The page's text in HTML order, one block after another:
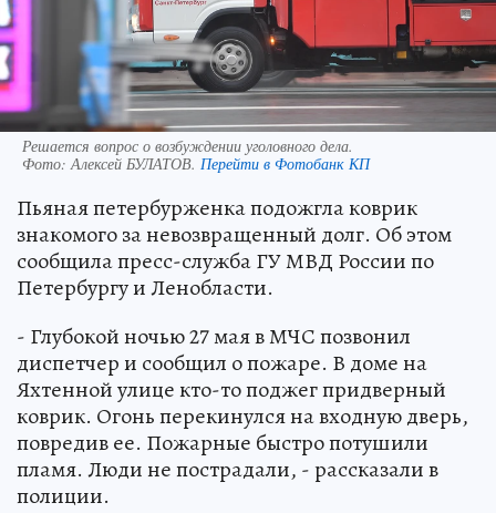
Решается вопрос о возбуждении уголовного дела.
Фото:Алексей БУЛАТОВ. Перейти в Фотобанк КП
Пьяная петербурженка подожгла коврик
знакомого за невозвращенный долг. Об этом
сообщила пресс-служба ГУ МВД России по
Петербургу и Ленобласти.
- Глубокой ночью 27 мая в МЧС позвонил
диспетчер и сообщил о пожаре. В доме на
Яхтенной улице кто-то поджег придверный
коврик. Огонь перекинулся на входную дверь,
повредив ее. Пожарные быстро потушили
пламя. Люди не пострадали, - рассказали в
полиции.